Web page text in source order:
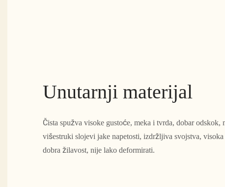
Unutarnji materijal
Čista spužva visoke gustoće, meka i tvrda, dobar odskok,
višestruki slojevi jake napetosti, izdržljiva svojstva,
dobra žilavost, nije lako deformirati.